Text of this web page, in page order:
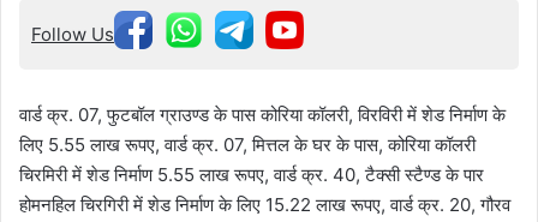
Follow Us
वार्ड क्र. 07, फुटबॉल ग्राउण्ड के पास कोरिया कॉलरी, विरविरी में शेड निर्माण के
लिए 5.55 लाख रूपए, वार्ड क्र. 07, मित्तल के घर के पास, कोरिया कॉलरी
चिरमिरी में शेड निर्माण 5.55 लाख रूपए, वार्ड क्र. 40, टैक्सी स्टैण्ड के पार
होमनहिल चिरगिरी में शेड निर्माण के लिए 15.22 लाख रूपए, वार्ड क्र. 20, गौरव